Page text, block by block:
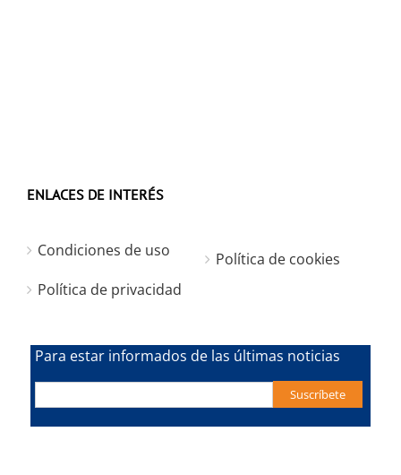
ENLACES DE INTERÉS
Condiciones de uso
Política de privacidad
Política de cookies
Para estar informados de las últimas noticias